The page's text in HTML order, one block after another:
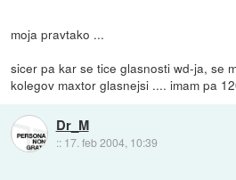
moja pravtako ...
sicer pa kar se tice glasnosti wd-ja, se
kolegov maxtor glasnejsi .... imam pa
Dr_M
:: 17. feb 2004, 10:39